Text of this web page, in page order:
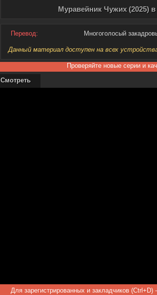
Муравейник Чужих (2025)
Перевод: Многоголосый
Данный материал доступен на всех
Проверяйте новые серии и
Смотреть
Для зарегистрированных и закладчиков